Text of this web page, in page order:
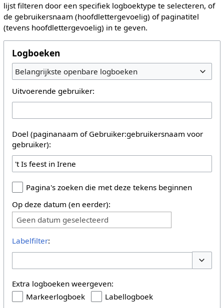
lijst filteren door een specifiek logboektype te selecteren, of
de gebruikersnaam (hoofdlettergevoelig) of paginatitel
(tevens hoofdlettergevoelig) in te geven.
Logboeken
Belangrijkste openbare logboeken
Uitvoerende gebruiker:
Doel (paginanaam of Gebruiker:gebruikersnaam voor
gebruiker):
Pagina's zoeken die met deze tekens beginnen
Op deze datum (en eerder):
Geen datum geselecteerd
Labelfilter:
Extra logboeken weergeven:
Markeerlogboek
Labellogboek